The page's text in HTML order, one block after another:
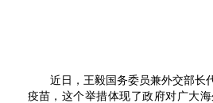
近日，王毅国务委员兼外交部长代
疫苗，这个举措体现了政府对广大